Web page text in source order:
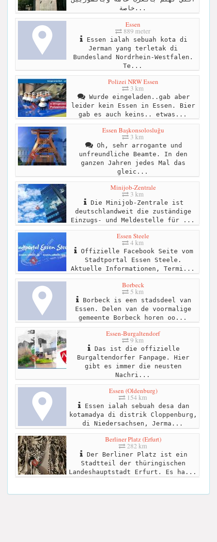
خاصة...
Essen
889 meter
Essen ialah sebuah kota di
Jerman yang terletak di
Bundesland Nordrhein-Westfalen.
Te...
Polizei NRW Essen
3 km
Wurde eingeladen..gab aber
leider kein Essen in Essen. Bier
gab es auch keins.. etwas...
Essen Başkonsolosluğu
3 km
Oh, sehr arrogante und
unfreundliche Beamte. In den
ganzen Jahren jedes Mal das
gleic...
Minijob-Zentrale
3 km
Die Minijob-Zentrale ist
deutschlandweit die zuständige
Einzugs- und Meldestelle für ...
Essen Steele
4 km
Offizielle Facebook Seite vom
Stadtportal Essen Steele.
Aktuelle Informationen, Termi...
Borbeck
5 km
Borbeck is een stadsdeel van
Essen. Delen van de voormalige
gemeente Borbeck horen oo...
Essen-Burgaltendorf
9 km
Das ist die offizielle
Burgaltendorfer Fanpage. Hier
gibt es immer die neusten
Nachri...
Essen (Oldenburg)
154 km
Essen ialah sebuah desa dan
kotamadya di distrik Cloppenburg,
di Niedersachsen, Jerma...
Berliner Platz (Erfurt)
282 km
Der Berliner Platz ist ein
Stadtteil der thüringischen
Landeshauptstadt Erfurt. Es ha...